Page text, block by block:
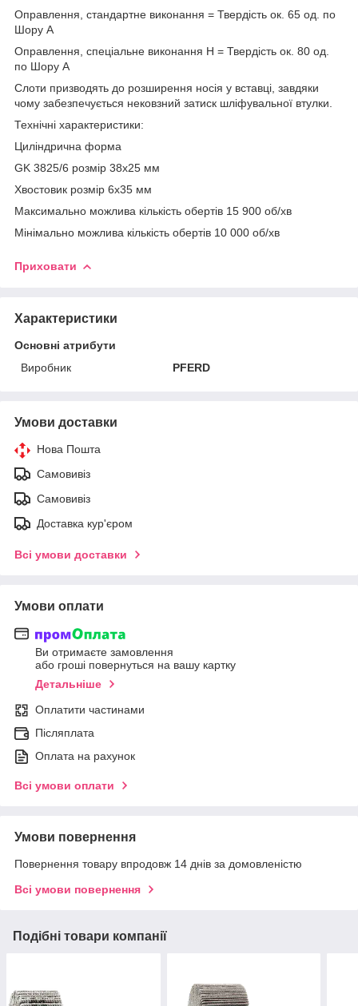
Оправлення, стандартне виконання = Твердість ок. 65 од. по
Шору A
Оправлення, спеціальне виконання H = Твердість ок. 80 од.
по Шору A
Слоти призводять до розширення носія у вставці, завдяки
чому забезпечується нековзний затиск шліфувальної втулки.
Технічні характеристики:
Циліндрична форма
GK 3825/6 розмір 38х25 мм
Хвостовик розмір 6х35 мм
Максимально можлива кількість обертів 15 900 об/хв
Мінімально можлива кількість обертів 10 000 об/хв
Приховати
Характеристики
Основні атрибути
Виробник
PFERD
Умови доставки
Нова Пошта
Самовивіз
Самовивіз
Доставка кур'єром
Всі умови доставки
Умови оплати
Ви отримаєте замовлення
або гроші повернуться на вашу картку
Детальніше
Оплатити частинами
Післяплата
Оплата на рахунок
Всі умови оплати
Умови повернення
Повернення товару впродовж 14 днів за домовленістю
Всі умови повернення
Подібні товари компанії